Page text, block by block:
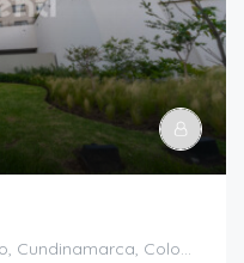
Carrera 33 #25a-55, Teusaquillo, Cundinamarca, Colombia